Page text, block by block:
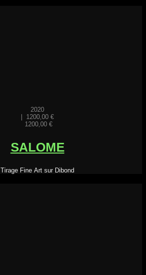
2020
1200,00 €
1200,00 €
SALOME
Tirage Fine Art sur Dibond